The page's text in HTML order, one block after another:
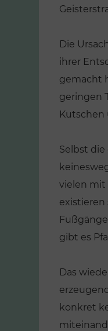
Die
ihrer
gemacht
geringen
Kutschen
Selbst
vielen mit
existieren
gibt es
Das
konkret